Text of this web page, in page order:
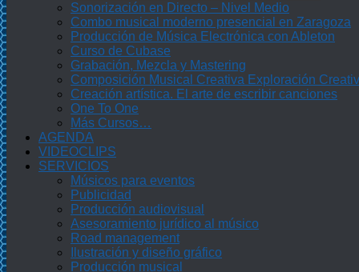
Sonorización en Directo – Nivel Medio
Combo musical moderno presencial en Zaragoza
Producción de Música Electrónica con Ableton
Curso de Cubase
Grabación, Mezcla y Mastering
Composición Musical Creativa Exploración
Creación artística. El arte de escribir canciones
One To One
Más Cursos…
AGENDA
VIDEOCLIPS
SERVICIOS
Músicos para eventos
Publicidad
Producción audiovisual
Asesoramiento jurídico al músico
Road management
Ilustración y diseño gráfico
Producción musical